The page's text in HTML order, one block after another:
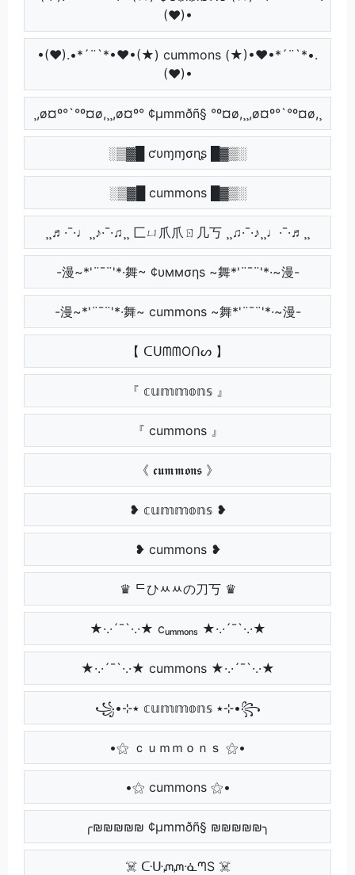
(♥)•
•(♥).•*´¨`*•♥•(★) cummons (★)•♥•*´¨`*•.
(♥)•
¸,ø¤º°`°º¤ø,¸¸,ø¤º° ¢µmmðñ§ °º¤ø,¸¸,ø¤º°`°º¤ø,¸
░▒▓█ ƈυɱɱσɳʂ █▓▒░
░▒▓█ cummons █▓▒░
¸¸♬·¯·♩¸¸♪·¯·♫¸¸ 匚ㄩ爪爪ㄖ几丂 ¸¸♫·¯·♪¸¸♩·¯·♬¸¸
-漫~*'¨¯¨'*·舞~ ¢υммσηѕ ~舞*'¨¯¨'*·~漫-
-漫~*'¨¯¨'*·舞~ cummons ~舞*'¨¯¨'*·~漫-
【 ᑕᑌᗰᗰOᑎᔕ 】
『 𝕔𝕦𝕞𝕞𝕠𝕟𝕤 』
『 cummons 』
《 𝖈𝖚𝖒𝖒𝖔𝖓𝖘 》
❥ 𝕔𝕦𝕞𝕞𝕠𝕟𝕤 ❥
❥ cummons ❥
♛ ᄃひﾶﾶの刀丂 ♛
★·.·´¯`·.·★ cᵤₘₘₒₙₛ ★·.·´¯`·.·★
★·.·´¯`·.·★ cummons ★·.·´¯`·.·★
꧁•⊹٭ 𝕔𝕦𝕞𝕞𝕠𝕟𝕤 ٭⊹•꧂
•⚝ ｃｕｍｍｏｎｓ ⚝•
•⚝ cummons ⚝•
╭₪₪₪₪₪ ¢µmmðñ§ ₪₪₪₪₪╮
☠️ ᑢᑘᘻᘻᓍᘉS ☠️